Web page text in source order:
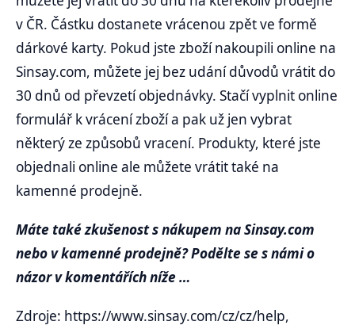
v ČR. Částku dostanete vrácenou zpět ve formě
dárkové karty. Pokud jste zboží nakoupili online na
Sinsay.com, můžete jej bez udání důvodů vrátit do
30 dnů od převzetí objednávky. Stačí vyplnit online
formulář k vrácení zboží a pak už jen vybrat
některý ze způsobů vracení. Produkty, které jste
objednali online ale můžete vrátit také na
kamenné prodejně.
Máte také zkušenost s nákupem na Sinsay.com
nebo v kamenné prodejně? Podělte se s námi o
názor v komentářích níže …
Zdroje: https://www.sinsay.com/cz/cz/help,